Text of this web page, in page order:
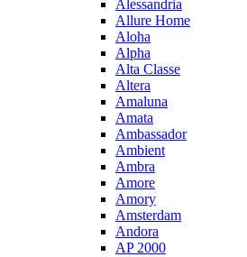
Alessandria
Allure Home
Aloha
Alpha
Alta Classe
Altera
Amaluna
Amata
Ambassador
Ambient
Ambra
Amore
Amory
Amsterdam
Andora
AP 2000